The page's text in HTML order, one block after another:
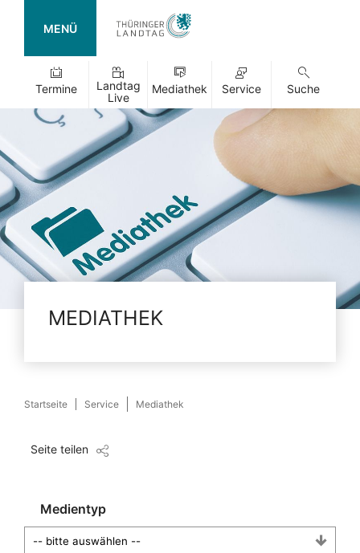
MENÜ
Termine
Landtag
Live
Mediathek Service Suche
MEDIATHEK
Startseite Service Mediathek
Seite teilen
Medientyp